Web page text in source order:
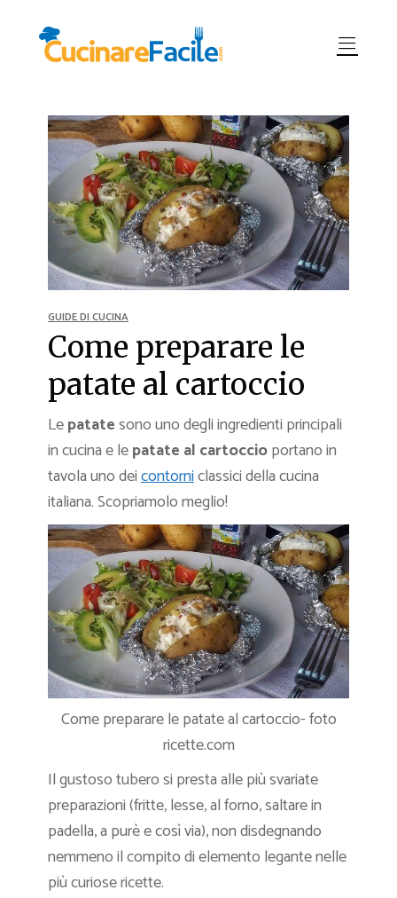
GUIDE DI CUCINA
Come preparare le
patate al cartoccio
Lepatatesono uno degli ingredienti principali
in cucina e lepatate al cartoccioportano in
tavola uno deicontorniclassici della cucina
italiana. Scopriamolo meglio!
Come preparare le patate al cartoccio- foto
ricette.com
Il gustoso tubero si presta alle più svariate
preparazioni (fritte, lesse, al forno, saltare in
padella, a purè e così via), non disdegnando
nemmeno il compito di elemento legante nelle
più curiose ricette.